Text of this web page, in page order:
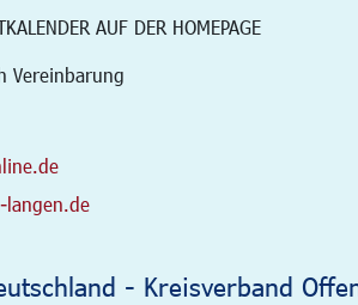
AUF DER HOMEPAGE
Vereinbarung
langen.de
- Kreisverband